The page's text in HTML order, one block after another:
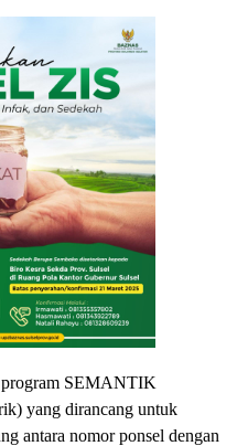
program SEMANTIK
yang dirancang untuk
antara nomor ponsel dengan